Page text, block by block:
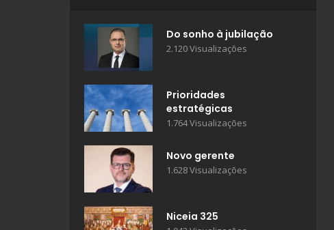
Do sonho à jubilação
2.120 Visualizações
Prioridades
estratégicas
1.764 Visualizações
Novo gerente
1.628 Visualizações
Niceia 325